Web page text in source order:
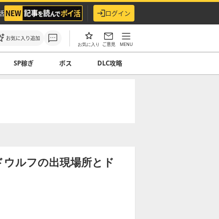
ログイン
お気に入り追加
お気に入り ご意見 MENU
SP稼ぎ ボス DLC攻略
ルフの出現場所とド